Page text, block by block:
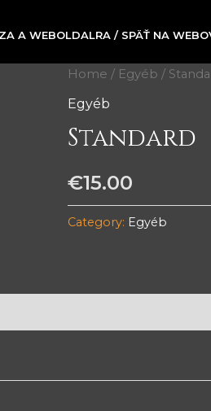
A WEBOLDALRA / SPÄŤ NA
Home / Egyéb /
Egyéb
Standard
€15.00
Category: Egyéb